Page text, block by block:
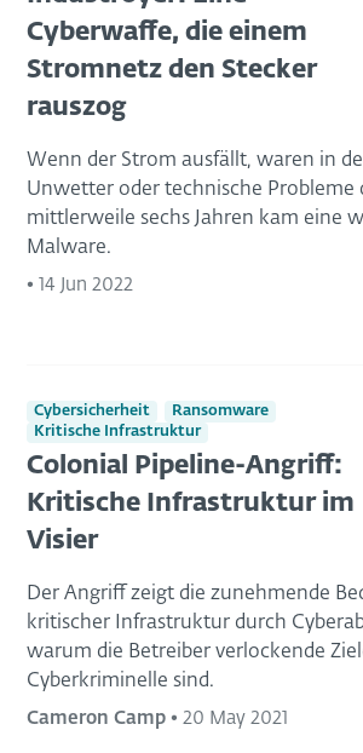
Cyberwaffe, die einem
Stromnetz den Stecker
rauszog
Wenn der Strom ausfällt, waren in
Unwetter oder technische Probleme
mittlerweile sechs Jahren kam eine
Malware.
• 14 Jun 2022
Cybersicherheit
Ransomware
Kritische Infrastruktur
Colonial Pipeline-Angriff:
Kritische Infrastruktur im
Visier
Der Angriff zeigt die zunehmende
kritischer Infrastruktur durch
warum die Betreiber verlockende
Cyberkriminelle sind.
Cameron Camp • 20 May 2021